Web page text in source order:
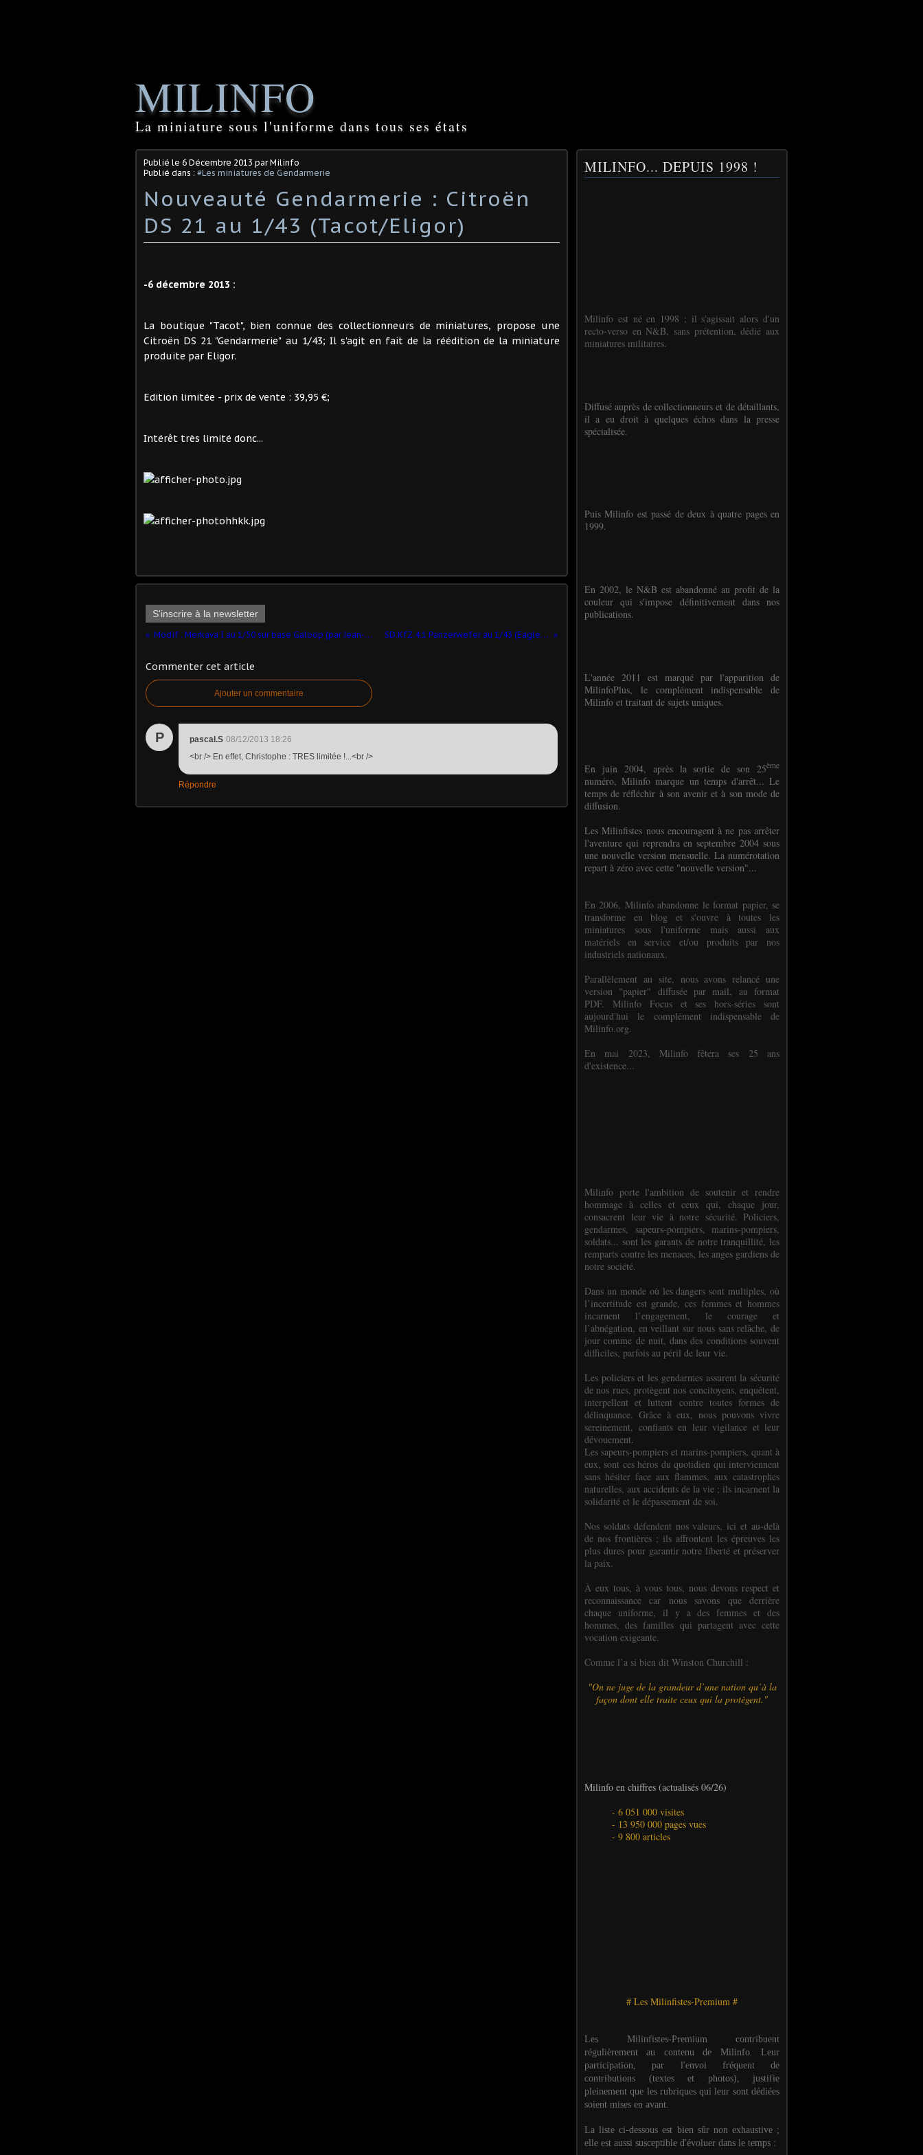
MILINFO
La miniature sous l'uniforme dans tous ses états
Publié le 6 Décembre 2013 par Milinfo
Publié dans : #Les miniatures de Gendarmerie
Nouveauté Gendarmerie : Citroën
DS 21 au 1/43 (Tacot/Eligor)
-6 décembre 2013 :
La boutique "Tacot", bien connue des collectionneurs de miniatures, propose une
Citroën DS 21 "Gendarmerie" au 1/43; Il s'agit en fait de la réédition de la miniature
produite par Eligor.
Edition limitée - prix de vente : 39,95 €;
Intérêt très limité donc...
S'inscrire à la newsletter
Modif : Merkava I au 1/50 sur base Galoop (par Jean-Charles) SD.KfZ.4.1 Panzerwefer au 1/43 (Eagle Moss)
Commenter cet article
Ajouter un commentaire
P pascal.S 08/12/2013 18:26
<br /> En effet, Christophe : TRES limitée !...<br />
Répondre
MILINFO... DEPUIS 1998 !
Milinfo est né en 1998 ; il s'agissait alors d'un
recto-verso en N&B, sans prétention, dédié aux
miniatures militaires.
Diffusé auprès de collectionneurs et de détaillants,
il a eu droit à quelques échos dans la presse
spécialisée.
Puis Milinfo est passé de deux à quatre pages en
1999.
En 2002, le N&B est abandonné au profit de la
couleur qui s'impose définitivement dans nos
publications.
L'année 2011 est marqué par l'apparition de
MilinfoPlus, le complément indispensable de
Milinfo et traitant de sujets uniques.
En juin 2004, après la sortie de son 25ème
numéro, Milinfo marque un temps d'arrêt... Le
temps de réfléchir à son avenir et à son mode de
diffusion.
Les Milinfistes nous encouragent à ne pas arrêter
l'aventure qui reprendra en septembre 2004 sous
une nouvelle version mensuelle. La numérotation
repart à zéro avec cette "nouvelle version"...
En 2006, Milinfo abandonne le format papier, se
transforme en blog et s'ouvre à toutes les
miniatures sous l'uniforme mais aussi aux
matériels en service et/ou produits par nos
industriels nationaux.
Parallèlement au site, nous avons relancé une
version "papier" diffusée par mail, au format
PDF. Milinfo Focus et ses hors-séries sont
aujourd'hui le complément indispensable de
Milinfo.org.
En mai 2023, Milinfo fêtera ses 25 ans
d'existence...
Milinfo porte l'ambition de soutenir et rendre
hommage à celles et ceux qui, chaque jour,
consacrent leur vie à notre sécurité. Policiers,
gendarmes, sapeurs-pompiers, marins-pompiers,
soldats... sont les garants de notre tranquillité, les
remparts contre les menaces, les anges gardiens de
notre société.
Dans un monde où les dangers sont multiples, où
l’incertitude est grande, ces femmes et hommes
incarnent l’engagement, le courage et
l’abnégation, en veillant sur nous sans relâche, de
jour comme de nuit, dans des conditions souvent
difficiles, parfois au péril de leur vie.
Les policiers et les gendarmes assurent la sécurité
de nos rues, protègent nos concitoyens, enquêtent,
interpellent et luttent contre toutes formes de
délinquance. Grâce à eux, nous pouvons vivre
sereinement, confiants en leur vigilance et leur
dévouement.
Les sapeurs-pompiers et marins-pompiers, quant à
eux, sont ces héros du quotidien qui interviennent
sans hésiter face aux flammes, aux catastrophes
naturelles, aux accidents de la vie ; ils incarnent la
solidarité et le dépassement de soi.
Nos soldats défendent nos valeurs, ici et au-delà
de nos frontières ; ils affrontent les épreuves les
plus dures pour garantir notre liberté et préserver
la paix.
À eux tous, à vous tous, nous devons respect et
reconnaissance car nous savons que derrière
chaque uniforme, il y a des femmes et des
hommes, des familles qui partagent avec cette
vocation exigeante.
Comme l’a si bien dit Winston Churchill :
"On ne juge de la grandeur d’une nation qu’à la
façon dont elle traite ceux qui la protègent."
Milinfo en chiffres (actualisés 06/26)
- 6 051 000 visites
- 13 950 000 pages vues
- 9 800 articles
# Les Milinfistes-Premium #
Les Milinfistes-Premium contribuent
régulièrement au contenu de Milinfo. Leur
participation, par l'envoi fréquent de
contributions (textes et photos), justifie
pleinement que les rubriques qui leur sont dédiées
soient mises en avant.
La liste ci-dessous est bien sûr non exhaustive ;
elle est aussi susceptible d'évoluer dans le temps :